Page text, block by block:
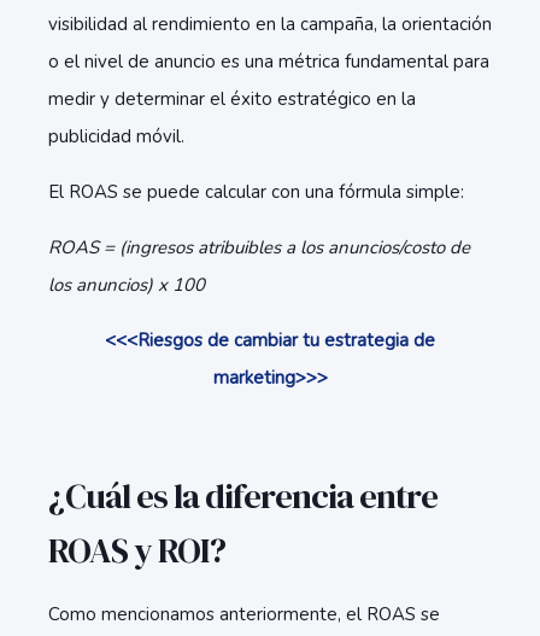
visibilidad al rendimiento en la campaña, la orientación
o el nivel de anuncio es una métrica fundamental para
medir y determinar el éxito estratégico en la
publicidad móvil.
El ROAS se puede calcular con una fórmula simple:
ROAS = (ingresos atribuibles a los anuncios/costo de
los anuncios) x 100
<<<Riesgos de cambiar tu estrategia de
marketing>>>
¿Cuál es la diferencia entre
ROAS y ROI?
Como mencionamos anteriormente, el ROAS se